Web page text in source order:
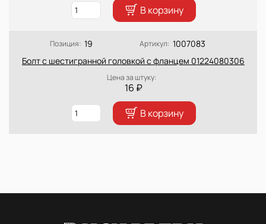
В корзину
Позиция: 19 Артикул: 1007083
Болт с шестигранной головкой с фланцем 01224080306
Цена за штуку:
16 ₽
В корзину